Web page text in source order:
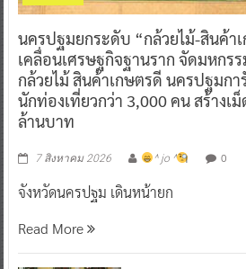
นครปฐมยกระดับ “กล้วยไม้-สินค้
เคลื่อนเศรษฐกิจฐานราก จัดมหกร
กล้วยไม้ สินค้าเกษตรดี นครปฐมกา
นักท่องเที่ยวกว่า 3,000 คน สร้างเ
ล้านบาท
7 สิงหาคม 2026 ^ jo ^ 0
จังหวัดนครปฐม เดินหน้ายก
Read More